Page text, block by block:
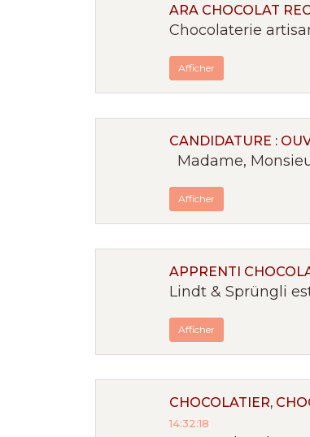
ARA CHOCOLAT
Chocolaterie
Afficher
CANDIDATURE :
Madame,
Afficher
APPRENTI
Lindt & Sprüngli
Afficher
CHOCOLATIER,
14:32:18